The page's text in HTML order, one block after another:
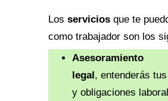
Los servicios que te
como trabajador son los
Asesoramiento
legal, entenderás
y obligaciones